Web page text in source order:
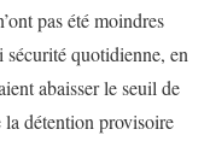
pas été moindres
sécurité quotidienne, en
abaisser le seuil de
la détention provisoire